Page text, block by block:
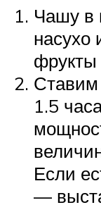
Чашу в
насухо
фрукты
1.5
Если
—